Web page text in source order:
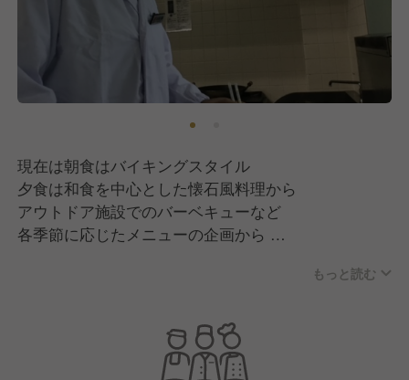
現在は朝食はバイキングスタイル
夕食は和食を中心とした懐石風料理から
アウトドア施設でのバーベキューなど
各季節に応じたメニューの企画から
もっと読む